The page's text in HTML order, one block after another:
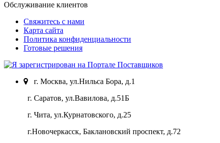
Обслуживание клиентов
Свяжитесь с нами
Карта сайта
Политика конфиденциальности
Готовые решения
г. Москва, ул.Нильса Бора, д.1
г. Саратов, ул.Вавилова, д.51Б
г. Чита, ул.Курнатовского, д.25
г.Новочеркасск, Баклановский проспект, д.72